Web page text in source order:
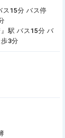
ス15分 バス停
駅 バス15分 バ
3分